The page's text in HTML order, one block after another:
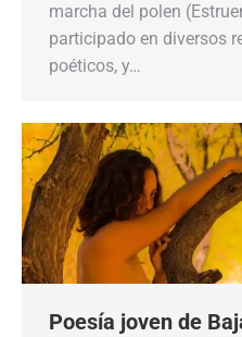
marcha del polen
participado en diversos
poéticos, y…
Poesía joven de